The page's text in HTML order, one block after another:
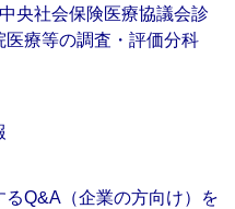
央社会保険医療協議会診
療等の調査・評価分科
Q&A（企業の方向け）を